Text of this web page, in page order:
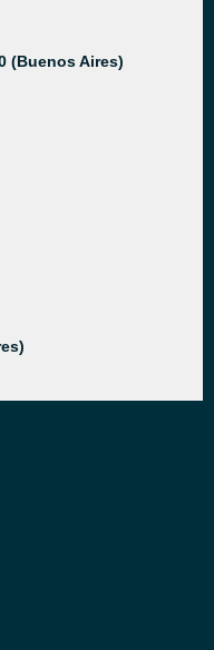
(Buenos Aires)